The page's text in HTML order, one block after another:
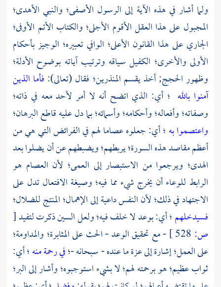
ولما أشار في هذه الآية إلى الرسول الأصفى؛ والنبي الأهدى؛
المجبول على هذا العقل الأقوم الأجلى؛ والكتاب الأتم الأوفى؛
الجاري على هذا القانون الأعلى؛ الوافي تعبيره؛ الوجيز بأحكام
الأولى والأخرى؛ الكفيل سياقه وترتيب آياته بوضوح الأدلة؛
وظهور الحجج; أخذ يقسم المنذرين؛ فقال (تعالى): فأما الذين
آمنوا بالله ؛ أي: الذي اتضح أنه لا أمر لأحد معه في ذاته؛
وصفاته؛ وأفعاله؛ وأحكامه؛ وأسمائه؛ بما دل عليه قاطع البرهان؛
واعتصموا به ؛ أي: جعلوه عصاما لهم في الفرائض التي هي من
أعظم مقاصد هذه السورة؛ يربطهم؛ ويضبطهم عن أن يضلوا بعد
الهدى؛ ويرجعوا من الاستبصار إلى العمى؛ لأن العصام هو
الرابط للوعاء أن يخرج شيء مما فيه؛ وصيغة الافتعال تدل على
الاجتهاد في ذلك؛ لأن النفس داعية إلى الإهمال؛ المنتج للضلال؛
فسيدخلهم؛ أي: بوعد لا خلف فيه؛ ولعل السين ذكرت لتفيد[
ص:
- مع تحقيق الوعد - الحث على المثابرة؛ والمداومة؛
على العمل؛ إشارة إلى عزة ما عنده - سبحانه -؛في رحمة منه؛ أي:
ثواب عظيم؛ هو برحمته لهم؛ لا بشيء استوجبوه؛ وأشار إلى البر؛